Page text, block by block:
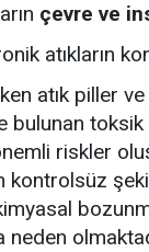
çevre ve
atıkların
atık piller
bulunan toksik
riskler
kontrolsüz
neden